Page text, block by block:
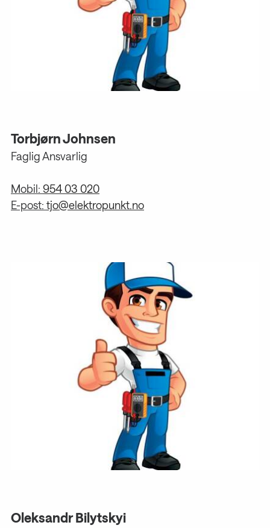
Torbjørn Johnsen
Faglig Ansvarlig
Mobil: 954 03 020
E-post: tjo@elektropunkt.no
Oleksandr Bilytskyi